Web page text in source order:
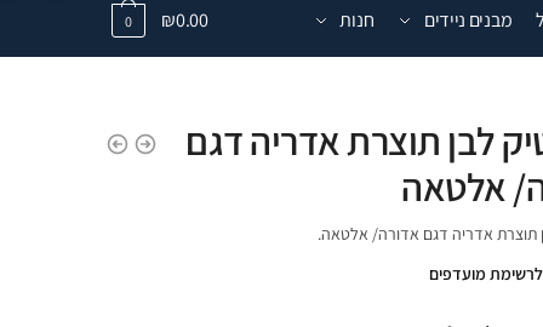
מבנים ניידים חנות ₪0.00
0
לבן תוצרת אדריה דגם
אלטאה
תוצרת אדריה דגם אדורה/ אלטאה.
מועדפים